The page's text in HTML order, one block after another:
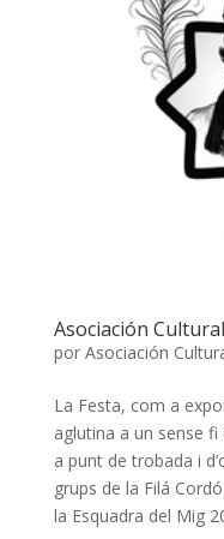
Asociación
por Asociación
La Festa, com a
aglutina a un sense
a punt de trobada i
grups de la Filá
la Esquadra del Mig